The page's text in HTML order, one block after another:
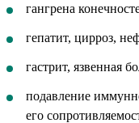
гангрена
гепатит, цирроз,
гастрит, язвенная
подавление
его